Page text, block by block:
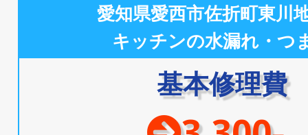
愛知県愛西市佐折町東川
キッチンの水漏れ・つ
基本修理費